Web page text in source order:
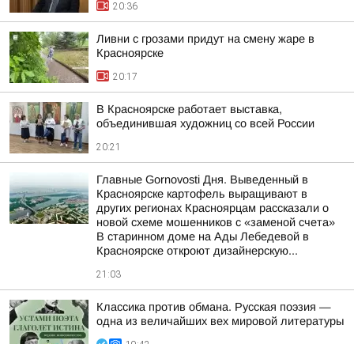
20:36
Ливни с грозами придут на смену жаре в
Красноярске
20:17
В Красноярске работает выставка,
объединившая художниц со всей России
20:21
Главные Gornovosti Дня. Выведенный в
Красноярске картофель выращивают в
других регионах Красноярцам рассказали о
новой схеме мошенников с «заменой счета»
В старинном доме на Ады Лебедевой в
Красноярске откроют дизайнерскую...
21:03
Классика против обмана. Русская поэзия —
одна из величайших вех мировой литературы